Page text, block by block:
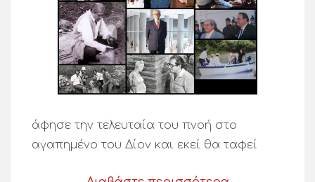
άφησε την τελευταία του πνοή στο
αγαπημένο του Δίον και εκεί θα ταφεί